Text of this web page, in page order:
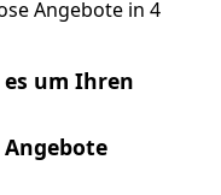
Angebote in 4
um Ihren